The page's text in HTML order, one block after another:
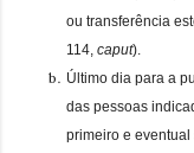
ou transferência
114, caput).
Último dia para a
das pessoas
primeiro e